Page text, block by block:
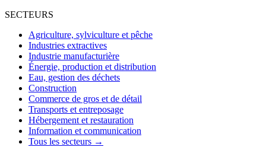
SECTEURS
Agriculture, sylviculture et pêche
Industries extractives
Industrie manufacturière
Énergie, production et distribution
Eau, gestion des déchets
Construction
Commerce de gros et de détail
Transports et entreposage
Hébergement et restauration
Information et communication
Tous les secteurs →